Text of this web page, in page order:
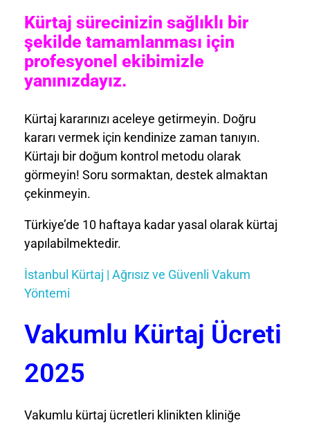
Kürtaj sürecinizin sağlıklı bir
şekilde tamamlanması için
profesyonel ekibimizle
yanınızdayız.
Kürtaj kararınızı aceleye getirmeyin. Doğru
kararı vermek için kendinize zaman tanıyın.
Kürtajı bir doğum kontrol metodu olarak
görmeyin! Soru sormaktan, destek almaktan
çekinmeyin.
Türkiye’de 10 haftaya kadar yasal olarak kürtaj
yapılabilmektedir.
İstanbul Kürtaj | Ağrısız ve Güvenli Vakum
Yöntemi
Vakumlu Kürtaj Ücreti
2025
Vakumlu kürtaj ücretleri klinikten kliniğe